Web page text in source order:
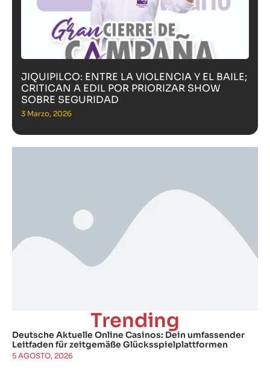
JIQUIPILCO: ENTRE LA VIOLENCIA Y EL BAILE;
CRITICAN A EDIL POR PRIORIZAR SHOW
SOBRE SEGURIDAD
3 Marzo, 2026
Trending
Deutsche Aktuelle Online Casinos: Dein umfassender
Leitfaden für zeitgemäße Glücksspielplattformen
5 AGOSTO, 2026